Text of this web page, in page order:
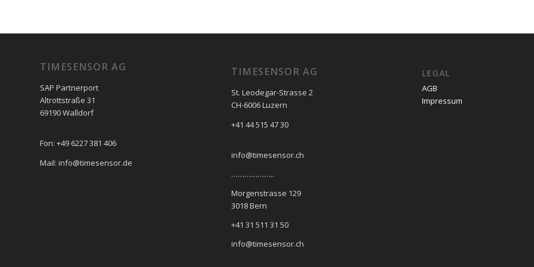
TIMESENSOR AG
SAP Partnerport
Altrottstraße 31
69190 Walldorf
Fon: +49 6227 381 406
Mail: info@timesensor.de
TIMESENSOR AG
St. Leodegar-Strasse 2
CH-6006 Luzern
+41 44 515 47 30
info@timesensor.ch
………………..
Morgenstrasse 129
3018 Bern
+41 31 511 31 50
info@timesensor.ch
LEGAL
AGB
Impressum